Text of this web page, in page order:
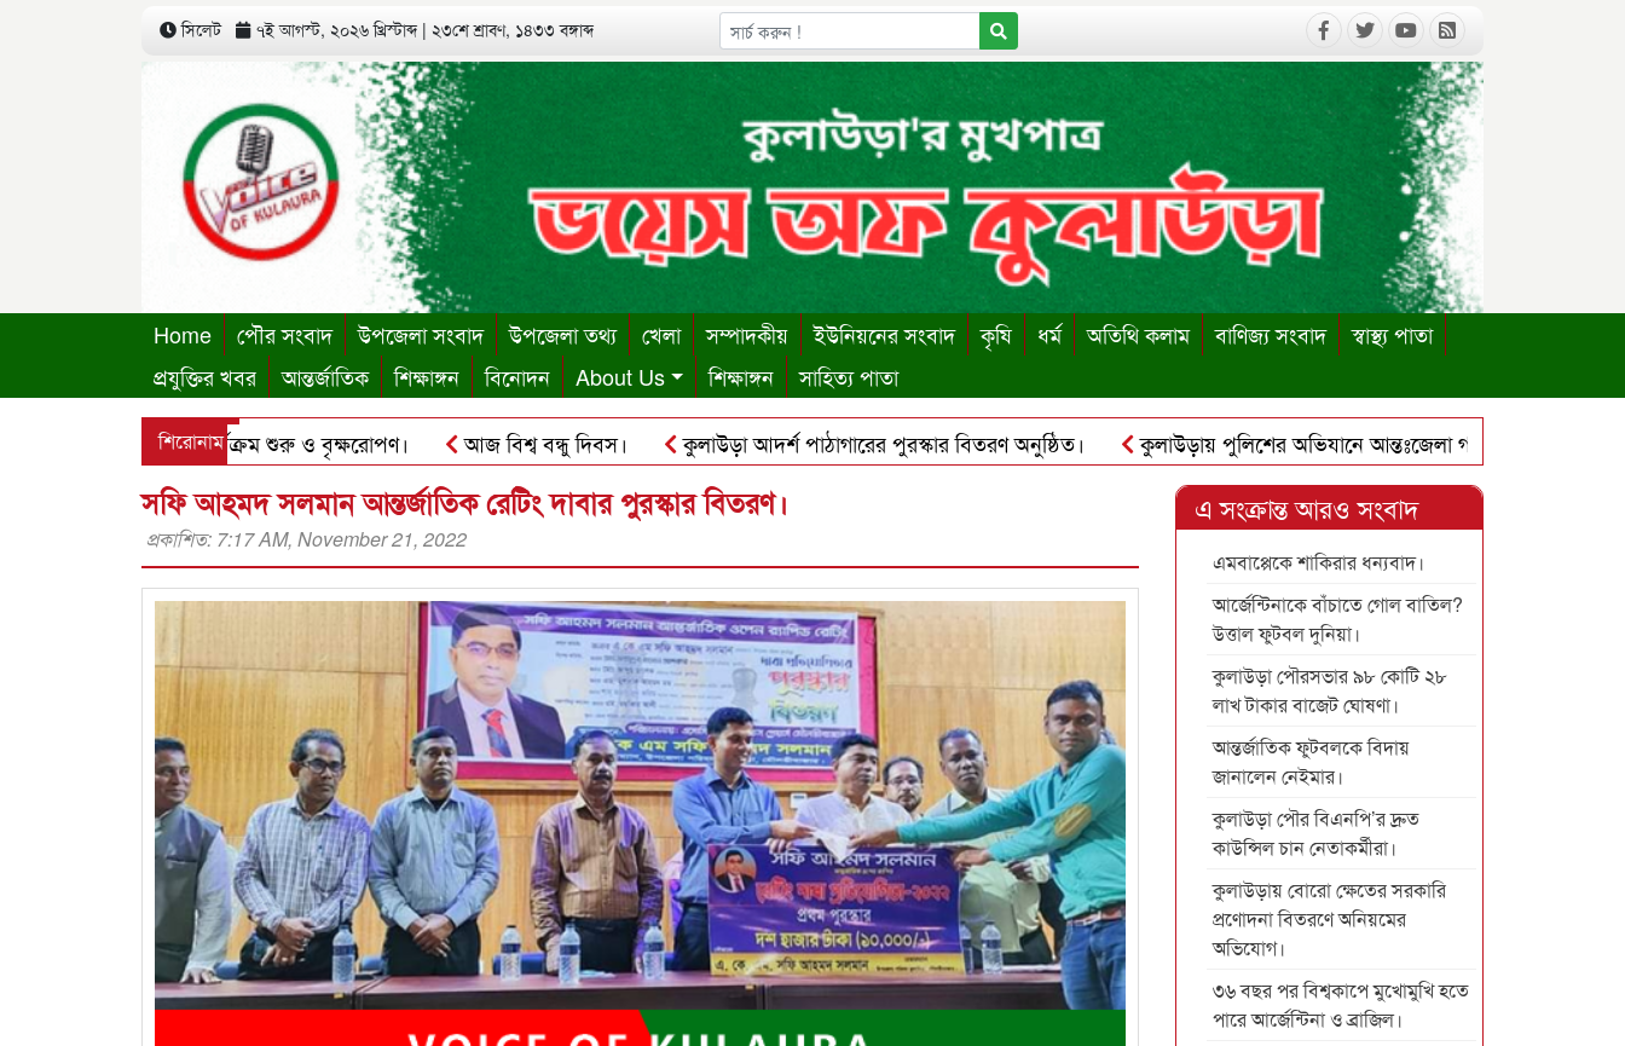
সিলেট ৭ই আগস্ট, ২০২৬ খ্রিস্টাব্দ | ২৩শে শ্রাবণ, ১৪৩৩ বঙ্গাব্দ
Home পৌর সংবাদ উপজেলা সংবাদ উপজেলা তথ্য খেলা সম্পাদকীয় ইউনিয়নের সংবাদ কৃষি ধর্ম অতিথি কলাম বাণিজ্য সংবাদ
স্বাস্থ্য পাতা
প্রযুক্তির খবর
আন্তর্জাতিক শিক্ষাঙ্গন বিনোদন About Us শিক্ষাঙ্গন সাহিত্য পাতা
শিরোনাম
অস্থায়ী কার্যালয়ের কার্যক্রম শুরু ও বৃক্ষরোপণ। আজ বিশ্ব বন্ধু দিবস। কুলাউড়া আদর্শ পাঠাগারের পুরস্কার বিতরণ অনুষ্ঠিত।
কুলাউড়ায় পুলিশের অভিযানে আন্তঃজেলা গরুচোর চক্রের ৬ সদস্য
ছবি হোয়াটসঅ্যাপে ব্যবহার করে প্রতারণার চেষ্টা।
পৃথিমপাশায় ঋণের বোঝা সইতে না পেরে দোকান কর্মচারীর আত্মহত্যা। কুলাউড়ায় পাবলিক লাইব্রেরি পুনঃস্থাপনের দাবিতে ইউএনও বরাবর
সফি আহমদ সলমান আন্তর্জাতিক রেটিং দাবার পুরস্কার বিতরণ।
প্রকাশিত: 7:17 AM, November 21, 2022
এ সংক্রান্ত আরও সংবাদ
এমবাপ্পেকে শাকিরার ধন্যবাদ।
আর্জেন্টিনাকে বাঁচাতে গোল বাতিল?
উত্তাল ফুটবল দুনিয়া।
কুলাউড়া পৌরসভার ৯৮ কোটি ২৮
লাখ টাকার বাজেট ঘোষণা।
আন্তর্জাতিক ফুটবলকে বিদায়
জানালেন নেইমার।
কুলাউড়া পৌর বিএনপি’র দ্রুত
কাউন্সিল চান নেতাকর্মীরা।
কুলাউড়ায় বোরো ক্ষেতের সরকারি
প্রণোদনা বিতরণে অনিয়মের
অভিযোগ।
৩৬ বছর পর বিশ্বকাপে মুখোমুখি হতে
পারে আর্জেন্টিনা ও ব্রাজিল।